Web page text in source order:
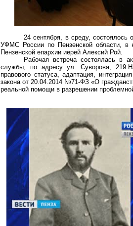
24 сентября, в среду, состоялось
УФМС России по Пензенской области, в
Пензенской епархии иерей Алексий Рой.
Рабочая встреча состоялась в
службы, по адресу ул. Суворова,
правового статуса, адаптация,
закона от 20.04.2014 №71-ФЗ «О
реальной помощи в разрешении